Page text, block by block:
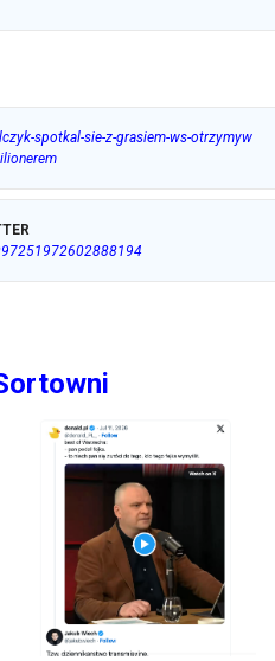
spotkal-sie-z-grasiem-ws-otrzymyw